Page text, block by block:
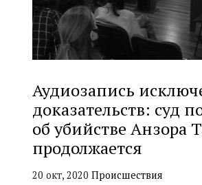
Аудиозапись
доказательств: суд
об убийстве Анзора
продолжается
20 окт, 2020 Происшествия